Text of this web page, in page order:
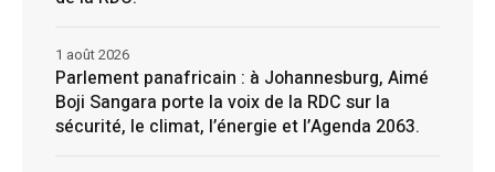
Parlement panafricain : à Johannesburg, Aimé
Boji Sangara porte la voix de la RDC sur la
sécurité, le climat, l’énergie et l’Agenda 2063.
1 août 2026